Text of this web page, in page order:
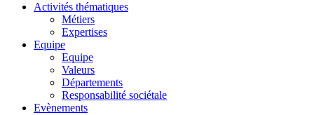
Activités thématiques
Métiers
Expertises
Equipe
Equipe
Valeurs
Départements
Responsabilité sociétale
Evènements